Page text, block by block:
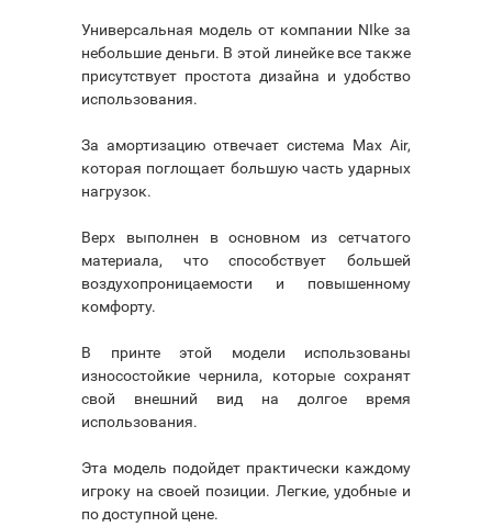
Универсальная модель от компании NIke за
небольшие деньги. В этой линейке все также
присутствует простота дизайна и удобство
использования.
За амортизацию отвечает система Max Air,
которая поглощает большую часть ударных
нагрузок.
Верх выполнен в основном из сетчатого
материала, что способствует большей
воздухопроницаемости и повышенному
комфорту.
В принте этой модели использованы
износостойкие чернила, которые сохранят
свой внешний вид на долгое время
использования.
Эта модель подойдет практически каждому
игроку на своей позиции. Легкие, удобные и
по доступной цене.